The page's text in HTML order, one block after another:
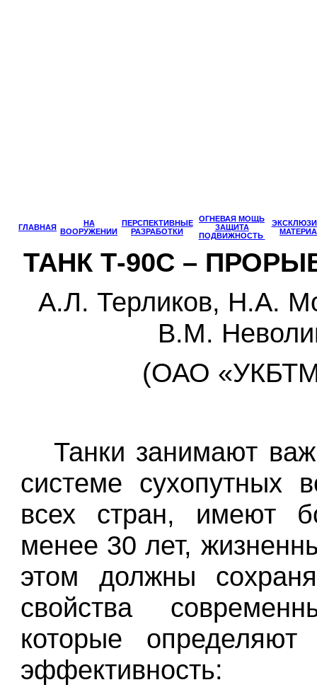
ГЛАВНАЯ
НА
ВООРУЖЕНИИ
ПЕРСПЕКТИВНЫЕ
РАЗРАБОТКИ
ОГНЕВАЯ МОЩЬ
ЗАЩИТА
ПОДВИЖНОСТЬ
ТАНК Т-90С –
А.Л. Терликов, Н.А.
В.М.
(ОАО
Танки занимают
системе сухопутных
всех стран, имеют
менее 30 лет,
этом должны
свойства
которые
эффективность: